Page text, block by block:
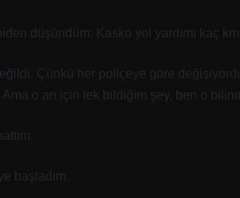
düşündüm: Kasko yol yardımı kaç
Çünkü her poliçeye göre
o an için tek bildiğim şey, ben o
başladım.